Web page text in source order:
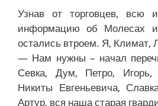
Узнав от торговцев, всю
информацию об Молесах
остались втроем. Я, Климат,
— Нам нужны – начал
Севка, Дум, Петро, Игорь,
Никиты Евгеньевича,
Артур, вся наша старая